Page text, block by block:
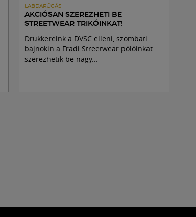
LABDARÚGÁS
AKCIÓSAN SZEREZHETI BE
STREETWEAR TRIKÓINKAT!
Drukkereink a DVSC elleni, szombati
bajnokin a Fradi Streetwear pólóinkat
szerezhetik be nagy...